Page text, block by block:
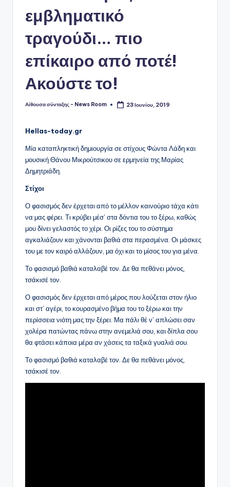
εμβληματικό
τραγούδι… πιο
επίκαιρο από ποτέ!
Ακούστε το!
Συγγραφέας:
Αίθουσα σύνταξης - News Room 23 Ιουνίου, 2019
Hellas-today.gr
Μία καταπληκτική δημιουργία σε στίχους Φώντα Λάδη και
μουσική Θάνου Μικρούτσικου σε ερμηνεία της Μαρίας
Δημητριάδη.
Στίχοι
Ο φασισμός δεν έρχεται από το μέλλον καινούριο τάχα κάτι
να μας φέρει. Τι κρύβει μέσ’ στα δόντια του το ξέρω, καθώς
μου δίνει γελαστός το χέρι. Οι ρίζες του το σύστημα
αγκαλιάζουν και χάνονται βαθιά στα περασμένα. Οι μάσκες
του με τον καιρό αλλάζουν, μα όχι και το μίσος του για μένα.
Το φασισμό βαθιά καταλαβέ τον. Δε θα πεθάνει μόνος,
τσάκισέ τον.
Ο φασισμός δεν έρχεται από μέρος που λούζεται στον ήλιο
και στ’ αγέρι, το κουρασμένο βήμα του το ξέρω και την
περίσσεια νιότη μας την ξέρει. Μα πάλι θέ ν’ απλώσει σαν
χολέρα πατώντας πάνω στην ανεμελιά σου, και δίπλα σου
θα φτάσει κάποια μέρα αν χάσεις τα ταξικά γυαλιά σου.
Το φασισμό βαθιά καταλαβέ τον. Δε θα πεθάνει μόνος,
τσάκισέ τον.